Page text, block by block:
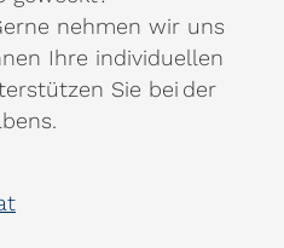
nehmen wir uns
Ihre individuellen
Sie bei der